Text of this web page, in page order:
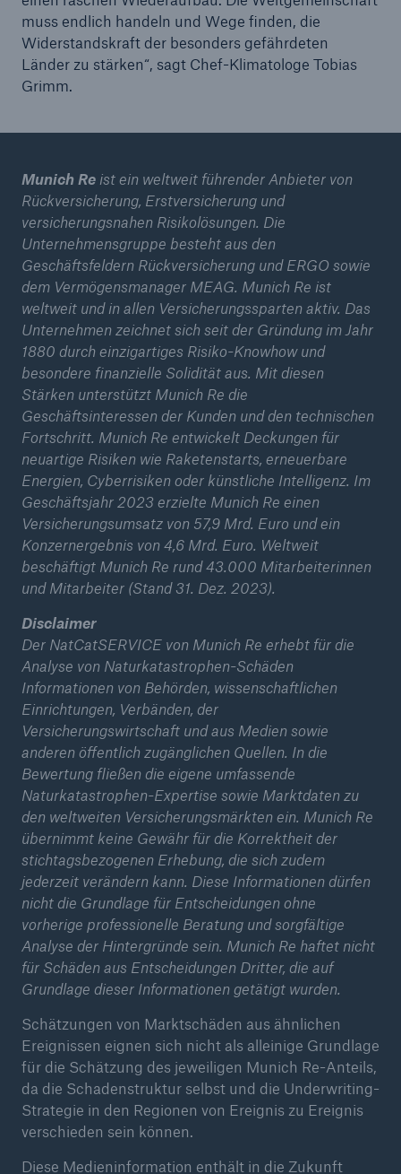
muss endlich handeln und Wege finden, die
Widerstandskraft der besonders gefährdeten
Länder zu stärken“, sagt Chef-Klimatologe Tobias
Grimm.
Munich Reist ein weltweit führender Anbieter von
Rückversicherung, Erstversicherung und
versicherungsnahen Risikolösungen. Die
Unternehmensgruppe besteht aus den
Geschäftsfeldern Rückversicherung und ERGO sowie
dem Vermögensmanager MEAG. Munich Re ist
weltweit und in allen Versicherungssparten aktiv. Das
Unternehmen zeichnet sich seit der Gründung im Jahr
1880 durch einzigartiges Risiko-Knowhow und
besondere finanzielle Solidität aus. Mit diesen
Stärken unterstützt Munich Re die
Geschäftsinteressen der Kunden und den technischen
Fortschritt. Munich Re entwickelt Deckungen für
neuartige Risiken wie Raketenstarts, erneuerbare
Energien, Cyberrisiken oder künstliche Intelligenz. Im
Geschäftsjahr 2023 erzielte Munich Re einen
Versicherungsumsatz von 57,9 Mrd. Euro und ein
Konzernergebnis von 4,6 Mrd. Euro. Weltweit
beschäftigt Munich Re rund 43.000 Mitarbeiterinnen
und Mitarbeiter (Stand 31. Dez. 2023).
Disclaimer
Der NatCatSERVICE von Munich Re erhebt für die
Analyse von Naturkatastrophen-Schäden
Informationen von Behörden, wissenschaftlichen
Einrichtungen, Verbänden, der
Versicherungswirtschaft und aus Medien sowie
anderen öffentlich zugänglichen Quellen. In die
Bewertung fließen die eigene umfassende
Naturkatastrophen-Expertise sowie Marktdaten zu
den weltweiten Versicherungsmärkten ein. Munich Re
übernimmt keine Gewähr für die Korrektheit der
stichtagsbezogenen Erhebung, die sich zudem
jederzeit verändern kann. Diese Informationen dürfen
nicht die Grundlage für Entscheidungen ohne
vorherige professionelle Beratung und sorgfältige
Analyse der Hintergründe sein. Munich Re haftet nicht
für Schäden aus Entscheidungen Dritter, die auf
Grundlage dieser Informationen getätigt wurden.
Schätzungen von Marktschäden aus ähnlichen
Ereignissen eignen sich nicht als alleinige Grundlage
für die Schätzung des jeweiligen Munich Re-Anteils,
da die Schadenstruktur selbst und die Underwriting-
Strategie in den Regionen von Ereignis zu Ereignis
verschieden sein können.
Diese Medieninformation enthält in die Zukunft